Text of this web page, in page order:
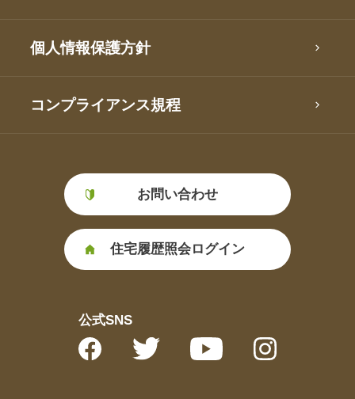
個人情報保護方針
コンプライアンス規程
お問い合わせ
住宅履歴照会ログイン
公式SNS